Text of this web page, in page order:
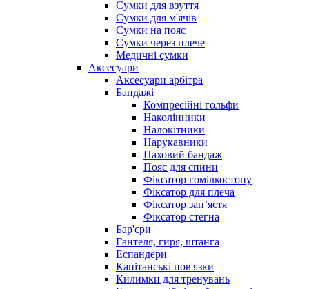
Сумки для взуття
Сумки для м'ячів
Сумки на пояс
Сумки через плече
Медичні сумки
Аксесуари
Аксесуари арбітра
Бандажі
Компресійні гольфи
Наколінники
Налокітники
Нарукавники
Паховий бандаж
Пояс для спини
Фіксатор гомілкостопу
Фіксатор для плеча
Фіксатор запʼястя
Фіксатор стегна
Бар'єри
Гантеля, гиря, штанга
Еспандери
Капітанські пов'язки
Килимки для тренувань